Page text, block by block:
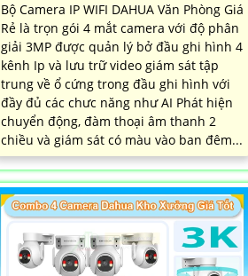
Bộ Camera IP WIFI DAHUA Văn Phòng Giá
Rẻ là trọn gói 4 mắt camera với độ phân
giải 3MP được quản lý bở đầu ghi hình 4
kênh Ip và lưu trữ video giám sát tập
trung về ổ cứng trong đầu ghi hình với
đầy đủ các chưc năng như AI Phát hiện
chuyển động, đàm thoại âm thanh 2
chiều và giám sát có màu vào ban đêm...